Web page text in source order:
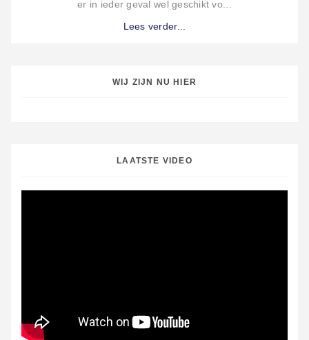
er in ieder geval wel geschikt vo...
Lees verder...
WIJ ZIJN NU HIER
LAATSTE VIDEO